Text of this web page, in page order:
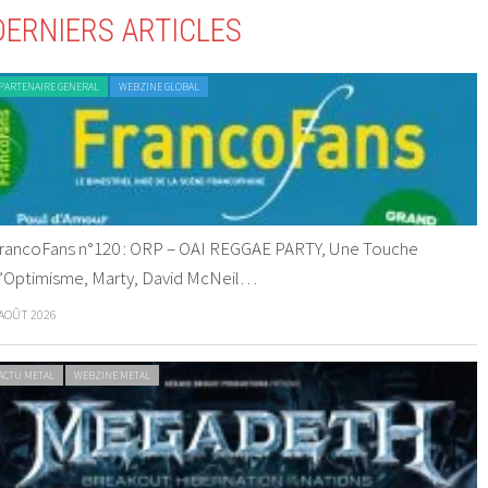
ARTICLES
GENERAL WEBZINE GLOBAL
n°120 : ORP – OAI REGGAE PARTY, Une Touche
Marty, David McNeil…
2026
METAL WEBZINE METAL